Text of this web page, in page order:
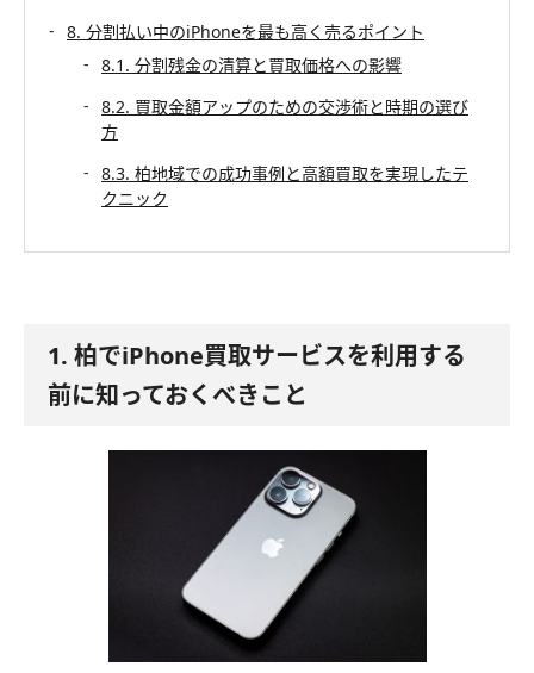
8. 分割払い中のiPhoneを最も高く売るポイント
8.1. 分割残金の清算と買取価格への影響
8.2. 買取金額アップのための交渉術と時期の選び
方
8.3. 柏地域での成功事例と高額買取を実現したテ
クニック
1. 柏でiPhone買取サービスを利用する
前に知っておくべきこと